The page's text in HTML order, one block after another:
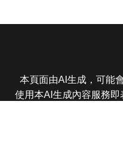
本頁面由AI生成，可能
使用本AI生成內容服務